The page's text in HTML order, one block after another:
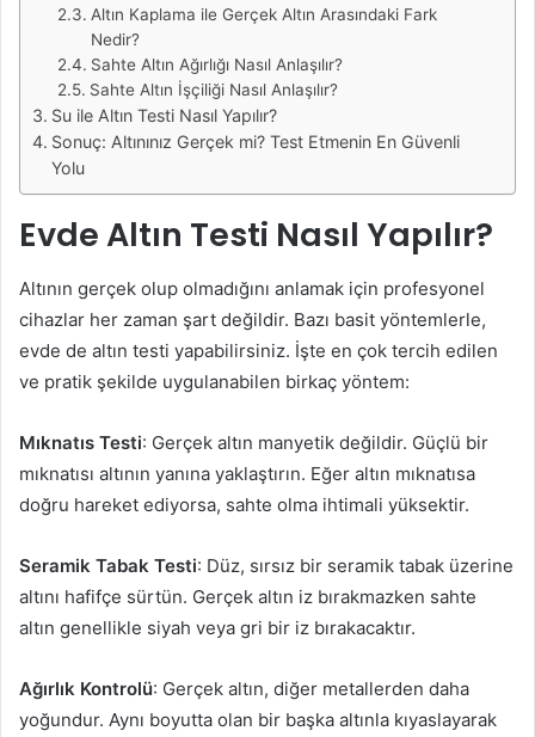
Altın Kaplama ile Gerçek Altın Arasındaki Fark
Nedir?
Sahte Altın Ağırlığı Nasıl Anlaşılır?
Sahte Altın İşçiliği Nasıl Anlaşılır?
Su ile Altın Testi Nasıl Yapılır?
Sonuç: Altınınız Gerçek mi? Test Etmenin En Güvenli
Yolu
Evde Altın Testi Nasıl Yapılır?
Altının gerçek olup olmadığını anlamak için profesyonel
cihazlar her zaman şart değildir. Bazı basit yöntemlerle,
evde de altın testi yapabilirsiniz. İşte en çok tercih edilen
ve pratik şekilde uygulanabilen birkaç yöntem:
Mıknatıs Testi: Gerçek altın manyetik değildir. Güçlü bir
mıknatısı altının yanına yaklaştırın. Eğer altın mıknatısa
doğru hareket ediyorsa, sahte olma ihtimali yüksektir.
Seramik Tabak Testi: Düz, sırsız bir seramik tabak üzerine
altını hafifçe sürtün. Gerçek altın iz bırakmazken sahte
altın genellikle siyah veya gri bir iz bırakacaktır.
Ağırlık Kontrolü: Gerçek altın, diğer metallerden daha
yoğundur. Aynı boyutta olan bir başka altınla kıyaslayarak